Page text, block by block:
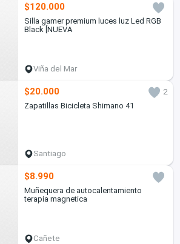
$120.000
Silla gamer premium luces luz Led RGB
Black [NUEVA
Viña del Mar
$20.000
2
Zapatillas Bicicleta Shimano 41
Santiago
$8.990
Muñequera de autocalentamiento
terapia magnetica
Cañete